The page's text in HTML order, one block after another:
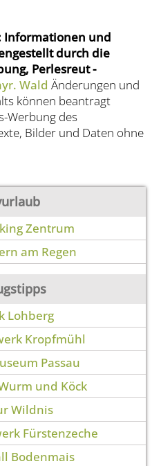
Informationen und
durch die
Perlesreut -
Wald Änderungen und
können beantragt
Werbung des
Bilder und Daten ohne
Zentrum
am Regen
Lohberg
Kropfmühl
Passau
und Köck
Wildnis
Fürstenzeche
Bodenmais